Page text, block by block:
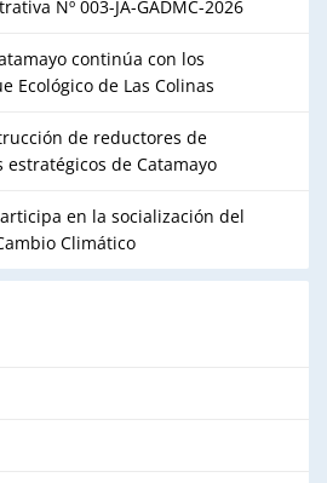
Nº 003-JA-GADMC-2026
continúa con los
Ecológico de Las Colinas
de reductores de
de Catamayo
en la socialización del
Climático